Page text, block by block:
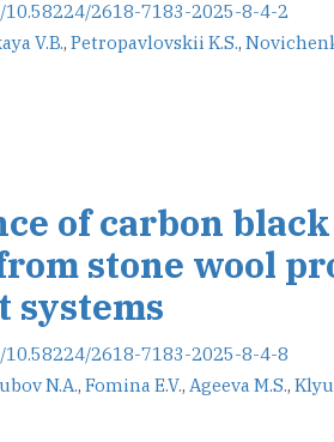
2618-7183-2025-8-4-2
V.B., Petropavlovskii K.S.,
of carbon
stone wool
systems
2618-7183-2025-8-4-8
N.A., Fomina E.V., Ageeva M.S.,